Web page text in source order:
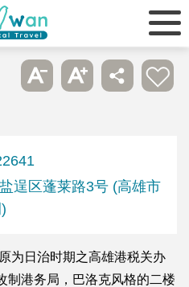
逞区蓬莱路3号 (高雄市
为日治时期之高雄港税关办
制港务局，巴洛克风格的二楼